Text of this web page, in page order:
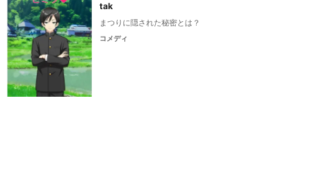
tak
まつりに隠された秘密とは？
コメディ